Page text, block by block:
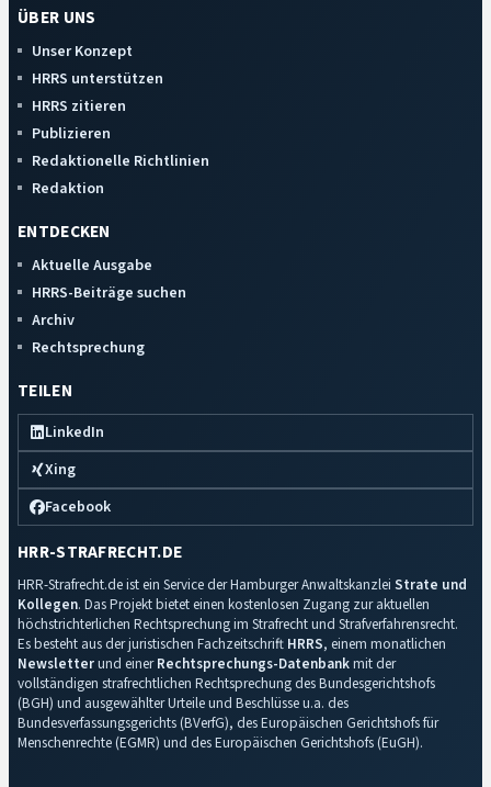
ÜBER UNS
Unser Konzept
HRRS unterstützen
HRRS zitieren
Publizieren
Redaktionelle Richtlinien
Redaktion
ENTDECKEN
Aktuelle Ausgabe
HRRS-Beiträge suchen
Archiv
Rechtsprechung
TEILEN
LinkedIn
Xing
Facebook
HRR-STRAFRECHT.DE
HRR-Strafrecht.de ist ein Service der Hamburger Anwaltskanzlei Strate und
Kollegen. Das Projekt bietet einen kostenlosen Zugang zur aktuellen
höchstrichterlichen Rechtsprechung im Strafrecht und Strafverfahrensrecht.
Es besteht aus der juristischen Fachzeitschrift HRRS, einem monatlichen
Newsletterund einerRechtsprechungs-Datenbankmit der
vollständigen strafrechtlichen Rechtsprechung des Bundesgerichtshofs
(BGH) und ausgewählter Urteile und Beschlüsse u.a. des
Bundesverfassungsgerichts (BVerfG), des Europäischen Gerichtshofs für
Menschenrechte (EGMR) und des Europäischen Gerichtshofs (EuGH).